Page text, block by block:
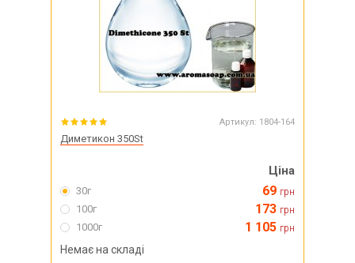
Артикул: 1804-164
Диметикон 350St
Ціна
30г 69 грн
100г 173 грн
1000г 1 105 грн
Немає на складі